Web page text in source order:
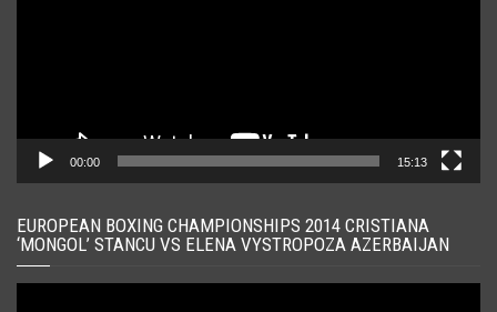
00:00 15:13
EUROPEAN BOXING CHAMPIONSHIPS 2014 CRISTIANA
‘MONGOL’ STANCU VS ELENA VYSTROPOZA AZERBAIJAN